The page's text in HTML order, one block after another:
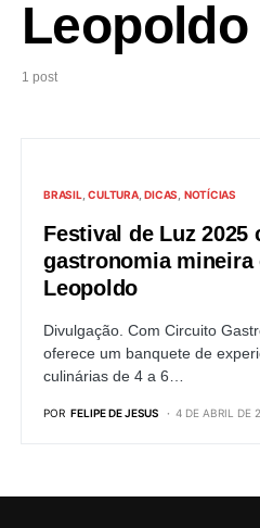
Leopoldo
1 post
BRASIL CULTURA DICAS NOTÍCIAS
Festival de Luz 2025
gastronomia mineira
Leopoldo
Divulgação. Com Circuito
oferece um banquete de
culinárias de 4 a 6…
POR FELIPE DE JESUS 4 DE ABRIL DE